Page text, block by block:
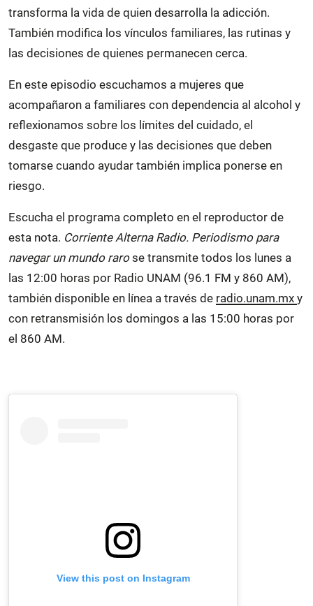
transforma la vida de quien desarrolla la adicción.
También modifica los vínculos familiares, las rutinas y
las decisiones de quienes permanecen cerca.
En este episodio escuchamos a mujeres que
acompañaron a familiares con dependencia al alcohol y
reflexionamos sobre los límites del cuidado, el
desgaste que produce y las decisiones que deben
tomarse cuando ayudar también implica ponerse en
riesgo.
Escucha el programa completo en el reproductor de
esta nota. Corriente Alterna Radio. Periodismo para
navegar un mundo rarose transmite todos los lunes a
las 12:00 horas por Radio UNAM (96.1 FM y 860 AM),
también disponible en línea a través de radio.unam.mx y
con retransmisión los domingos a las 15:00 horas por
el 860 AM.
View this post on Instagram